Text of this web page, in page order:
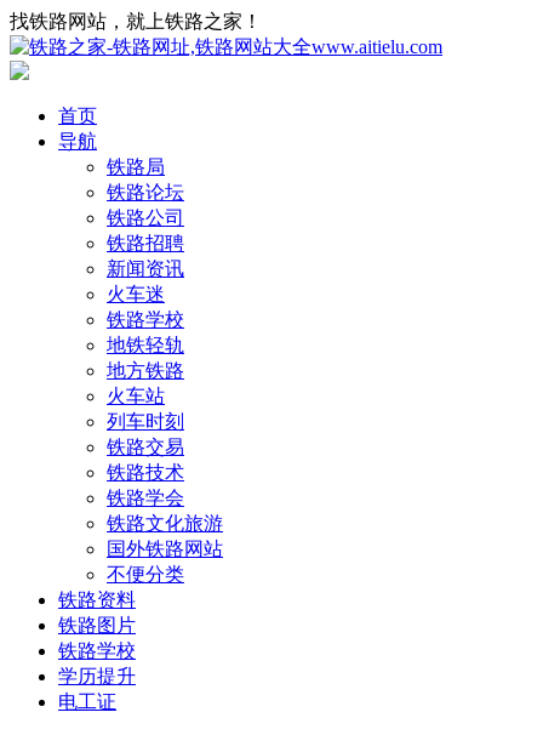
找铁路网站，就上铁路之家！
首页
导航
铁路局
铁路论坛
铁路公司
铁路招聘
新闻资讯
火车迷
铁路学校
地铁轻轨
地方铁路
火车站
列车时刻
铁路交易
铁路技术
铁路学会
铁路文化旅游
国外铁路网站
不便分类
铁路资料
铁路图片
铁路学校
学历提升
电工证